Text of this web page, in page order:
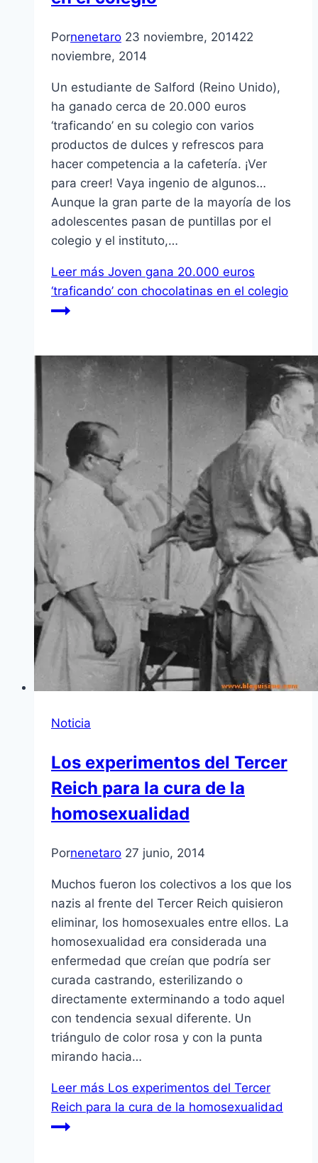
Pornenetaro 23 noviembre, 201422
noviembre, 2014
Un estudiante de Salford (Reino Unido),
ha ganado cerca de 20.000 euros
‘traficando’ en su colegio con varios
productos de dulces y refrescos para
hacer competencia a la cafetería. ¡Ver
para creer! Vaya ingenio de algunos…
Aunque la gran parte de la mayoría de los
adolescentes pasan de puntillas por el
colegio y el instituto,…
Leer más Joven gana 20.000 euros
‘traficando’ con chocolatinas en el colegio
Noticia
Los experimentos del Tercer
Reich para la cura de la
homosexualidad
Pornenetaro 27 junio, 2014
Muchos fueron los colectivos a los que los
nazis al frente del Tercer Reich quisieron
eliminar, los homosexuales entre ellos. La
homosexualidad era considerada una
enfermedad que creían que podría ser
curada castrando, esterilizando o
directamente exterminando a todo aquel
con tendencia sexual diferente. Un
triángulo de color rosa y con la punta
mirando hacia…
Leer más Los experimentos del Tercer
Reich para la cura de la homosexualidad